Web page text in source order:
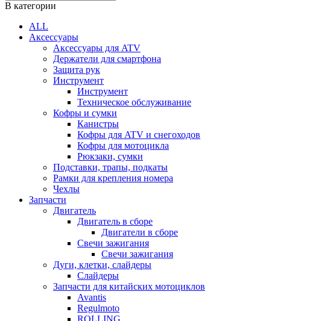
В категории
ALL
Аксессуары
Аксессуары для ATV
Держатели для смартфона
Защита рук
Инструмент
Инструмент
Техническое обслуживание
Кофры и сумки
Канистры
Кофры для ATV и снегоходов
Кофры для мотоцикла
Рюкзаки, сумки
Подставки, трапы, подкаты
Рамки для крепления номера
Чехлы
Запчасти
Двигатель
Двигатель в сборе
Двигатели в сборе
Свечи зажигания
Свечи зажигания
Дуги, клетки, слайдеры
Слайдеры
Запчасти для китайских мотоциклов
Avantis
Regulmoto
ROLLING